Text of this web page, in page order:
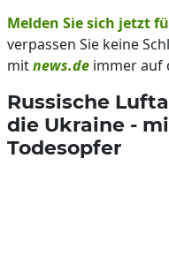
Melden Sie sich jetzt
verpassen Sie keine
mitnews.de immer auf
Russische
die Ukraine -
Todesopfer